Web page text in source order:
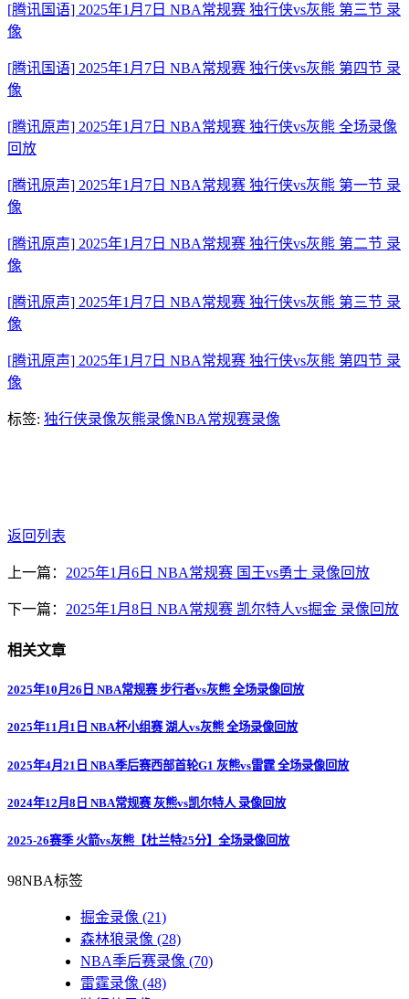
[腾讯国语] 2025年1月7日 NBA常规赛 独行侠vs灰熊 第三节 录
像
[腾讯国语] 2025年1月7日 NBA常规赛 独行侠vs灰熊 第四节 录
像
[腾讯原声] 2025年1月7日 NBA常规赛 独行侠vs灰熊 全场录像
回放
[腾讯原声] 2025年1月7日 NBA常规赛 独行侠vs灰熊 第一节 录
像
[腾讯原声] 2025年1月7日 NBA常规赛 独行侠vs灰熊 第二节 录
像
[腾讯原声] 2025年1月7日 NBA常规赛 独行侠vs灰熊 第三节 录
像
[腾讯原声] 2025年1月7日 NBA常规赛 独行侠vs灰熊 第四节 录
像
标签: 独行侠录像灰熊录像NBA常规赛录像
返回列表
上一篇： 2025年1月6日 NBA常规赛 国王vs勇士 录像回放
下一篇： 2025年1月8日 NBA常规赛 凯尔特人vs掘金 录像回放
相关文章
2025年10月26日 NBA常规赛 步行者vs灰熊 全场录像回放
2025年11月1日 NBA杯小组赛 湖人vs灰熊 全场录像回放
2025年4月21日 NBA季后赛西部首轮G1 灰熊vs雷霆 全场录像回放
2024年12月8日 NBA常规赛 灰熊vs凯尔特人 录像回放
2025-26赛季 火箭vs灰熊【杜兰特25分】全场录像回放
98NBA标签
掘金录像 (21)
森林狼录像 (28)
NBA季后赛录像 (70)
雷霆录像 (48)